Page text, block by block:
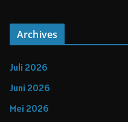
Archives
Juli 2026
Juni 2026
Mei 2026